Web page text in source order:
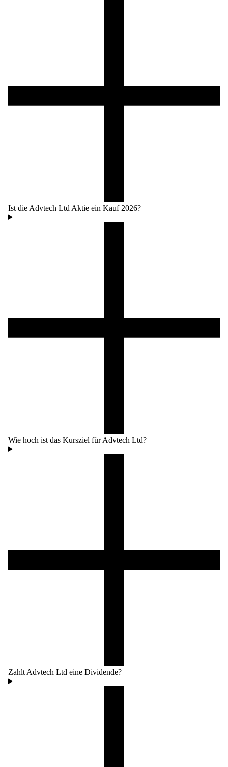
Ist die Advtech Ltd Aktie ein Kauf 2026?
Wie hoch ist das Kursziel für Advtech Ltd?
Zahlt Advtech Ltd eine Dividende?